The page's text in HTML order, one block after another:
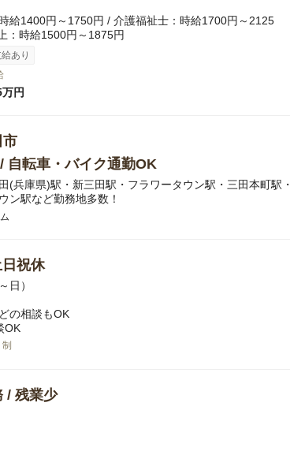
給1400円～1750円 / 介護福祉士：時給1700円～2125
：時給1500円～1875円
あり
円
市
自転車・バイク通勤OK
(兵庫県)駅・新三田駅・フラワータウン駅・三田本町駅・
ン駅など勤務地多数！
祝休
日）
の相談もOK
OK
制
/ 残業少